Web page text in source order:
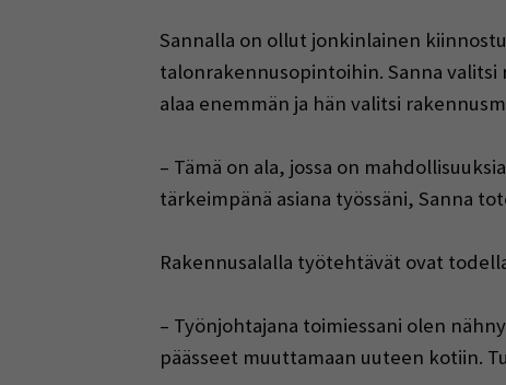
Sannalla on ollut jonkinlainen
talonrakennusopintoihin. Sanna valitsi
alaa enemmän ja hän valitsi
– Tämä on ala, jossa on
tärkeimpänä asiana työssäni, Sanna
Rakennusalalla työtehtävät ovat
– Työnjohtajana toimiessani olen
päässeet muuttamaan uuteen kotiin.